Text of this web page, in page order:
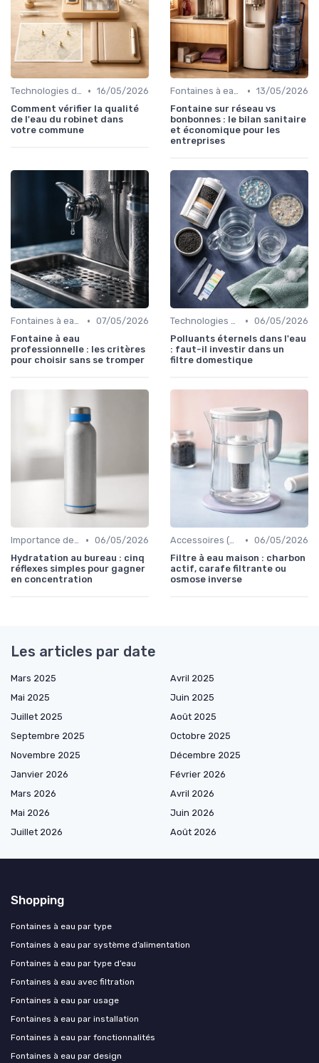
Technologies de filtration • 16/05/2026
Comment vérifier la qualité
de l'eau du robinet dans
votre commune
Fontaines à eau et alternatives • 13/05/2026
Fontaine sur réseau vs
bonbonnes : le bilan sanitaire
et économique pour les
entreprises
Fontaines à eau et alternatives • 07/05/2026
Fontaine à eau
professionnelle : les critères
pour choisir sans se tromper
Technologies de filtration • 06/05/2026
Polluants éternels dans l'eau
: faut-il investir dans un
filtre domestique
Importance de l'hydratation au travail • 06/05/2026
Hydratation au bureau : cinq
réflexes simples pour gagner
en concentration
Accessoires (gourdes, filtres, etc.) • 06/05/2026
Filtre à eau maison : charbon
actif, carafe filtrante ou
osmose inverse
Les articles par date
Mars 2025
Avril 2025
Mai 2025
Juin 2025
Juillet 2025
Août 2025
Septembre 2025
Octobre 2025
Novembre 2025
Décembre 2025
Janvier 2026
Février 2026
Mars 2026
Avril 2026
Mai 2026
Juin 2026
Juillet 2026
Août 2026
Shopping
Fontaines à eau par type
Fontaines à eau par système d’alimentation
Fontaines à eau par type d’eau
Fontaines à eau avec filtration
Fontaines à eau par usage
Fontaines à eau par installation
Fontaines à eau par fonctionnalités
Fontaines à eau par design